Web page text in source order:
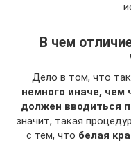
В чем
Дело в том, что
немного иначе, чем
должен вводиться
значит, такая
с тем, что белая